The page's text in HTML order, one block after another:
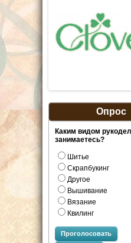
Опрос
Каким видом
занимаетесь?
Шитье
Скрапбукинг
Другое
Вышивание
Вязание
Квилинг
Проголосовать